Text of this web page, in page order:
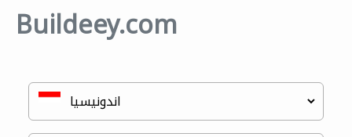
Buildeey.com